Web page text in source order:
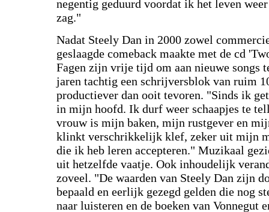
negentig geduurd voordat ik het leven
zag."
Nadat Steely Dan in 2000 zowel
geslaagde comeback maakte met de cd
Fagen zijn vrije tijd om aan nieuwe songs
jaren tachtig een schrijversblok van ruim
productiever dan ooit tevoren. "Sinds ik
in mijn hoofd. Ik durf weer schaapjes te
vrouw is mijn baken, mijn rustgever en
klinkt verschrikkelijk klef, zeker uit mijn
die ik heb leren accepteren." Muzikaal
uit hetzelfde vaatje. Ook inhoudelijk
zoveel. "De waarden van Steely Dan zijn
bepaald en eerlijk gezegd gelden die nog
naar luisteren en de boeken van Vonnegut